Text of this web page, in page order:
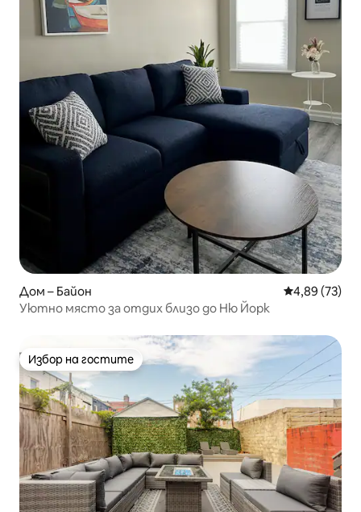
Дом – Байон Средна
4,89 (73)
Уютно място за отдих близо до Ню Йорк
Избор на гостите
Избор на гостите